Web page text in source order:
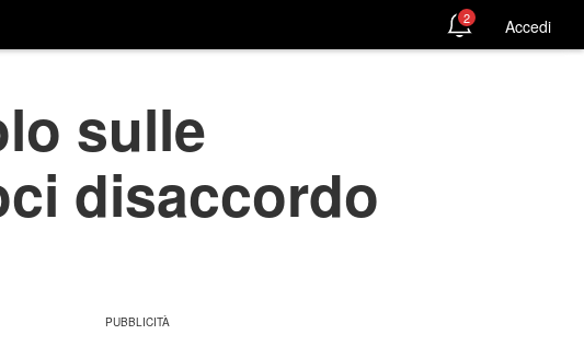
2 Accedi
sulle
disaccordo